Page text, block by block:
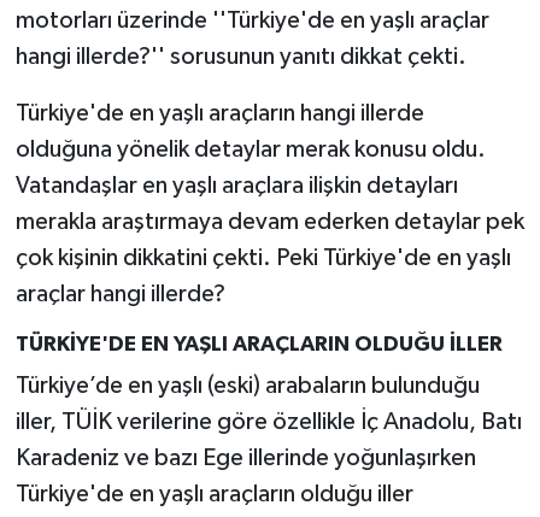
motorları üzerinde ''Türkiye'de en yaşlı araçlar
hangi illerde?'' sorusunun yanıtı dikkat çekti.
Türkiye'de en yaşlı araçların hangi illerde
olduğuna yönelik detaylar merak konusu oldu.
Vatandaşlar en yaşlı araçlara ilişkin detayları
merakla araştırmaya devam ederken detaylar pek
çok kişinin dikkatini çekti. Peki Türkiye'de en yaşlı
araçlar hangi illerde?
TÜRKİYE'DE EN YAŞLI ARAÇLARIN OLDUĞU İLLER
Türkiye’de en yaşlı (eski) arabaların bulunduğu
iller, TÜİK verilerine göre özellikle İç Anadolu, Batı
Karadeniz ve bazı Ege illerinde yoğunlaşırken
Türkiye'de en yaşlı araçların olduğu iller